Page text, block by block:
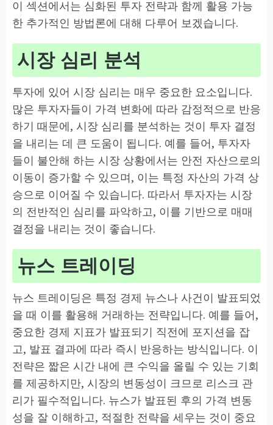
이 섹션에서는 심화된 투자 전략과 함께 활용 가능
한 추가적인 방법론에 대해 다루어 보겠습니다.
시장 심리 분석
투자에 있어 시장 심리는 매우 중요한 요소입니다.
많은 투자자들이 가격 변화에 따라 감정적으로 반응
하기 때문에, 시장 심리를 분석하는 것이 투자 결정
을 내리는 데 큰 도움이 됩니다. 예를 들어, 투자자
들이 불안해 하는 시장 상황에서는 안전 자산으로의
이동이 증가할 수 있으며, 이는 특정 자산의 가격 상
승으로 이어질 수 있습니다. 따라서 투자자는 시장
의 전반적인 심리를 파악하고, 이를 기반으로 매매
결정을 내리는 것이 좋습니다.
뉴스 트레이딩
뉴스 트레이딩은 특정 경제 뉴스나 사건이 발표되었
을 때 이를 활용해 거래하는 전략입니다. 예를 들어,
중요한 경제 지표가 발표되기 직전에 포지션을 잡
고, 발표 결과에 따라 즉시 반응하는 방식입니다. 이
전략은 짧은 시간 내에 큰 수익을 올릴 수 있는 기회
를 제공하지만, 시장의 변동성이 크므로 리스크 관
리가 필수적입니다. 뉴스가 발표된 후의 가격 변동
성을 잘 이해하고, 적절한 전략을 세우는 것이 중요